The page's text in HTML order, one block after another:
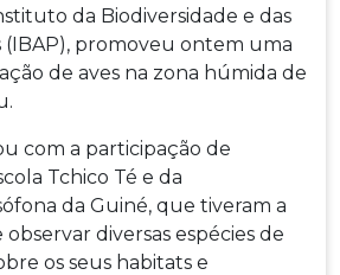
da Biodiversidade e das
(IBAP), promoveu ontem uma
de aves na zona húmida de
com a participação de
Tchico Té e da
da Guiné, que tiveram a
diversas espécies de
os seus habitats e